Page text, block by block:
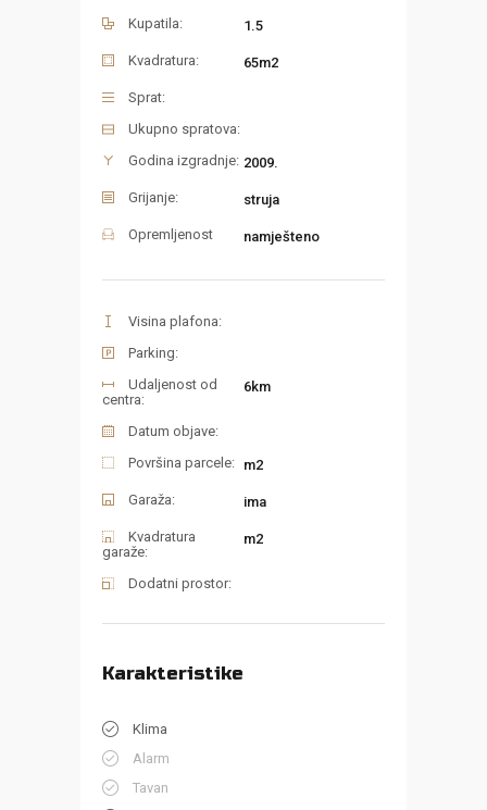
Kupatila: 1.5
Kvadratura: 65m2
Sprat:
Ukupno spratova:
Godina izgradnje: 2009.
Grijanje: struja
Opremljenost namješteno
Visina plafona:
Parking:
Udaljenost od
centra:
6km
Datum objave:
Površina parcele: m2
Garaža: ima
Kvadratura
garaže:
m2
Dodatni prostor:
Karakteristike
Klima
Alarm
Tavan